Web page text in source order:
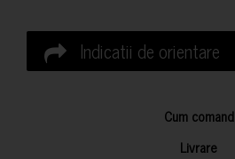
Indicatii de orientare
Cum comand
Livrare